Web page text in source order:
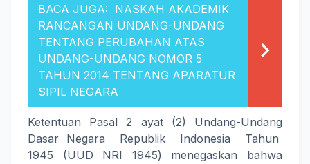
BACA JUGA: NASKAH AKADEMIK
RANCANGAN UNDANG-UNDANG
TENTANG PERUBAHAN ATAS
UNDANG-UNDANG NOMOR 5
TAHUN 2014 TENTANG APARATUR
SIPIL NEGARA
Ketentuan Pasal 2 ayat (2) Undang-Undang
Dasar Negara Republik Indonesia Tahun
1945 (UUD NRI 1945) menegaskan bahwa